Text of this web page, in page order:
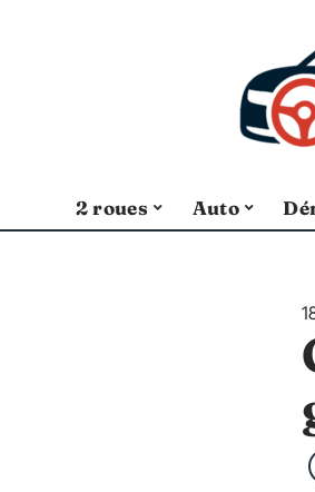
2 roues Auto